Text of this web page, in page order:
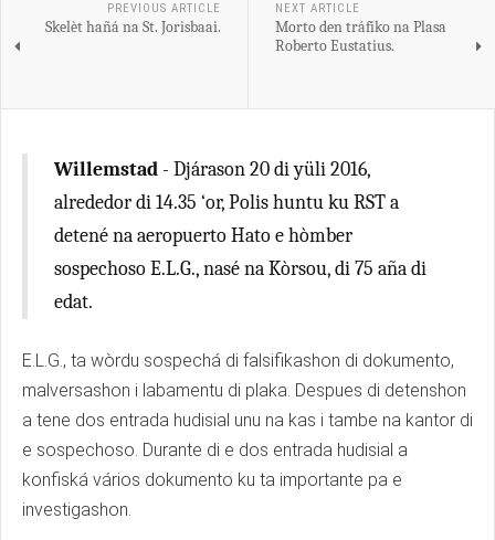
PREVIOUS ARTICLE
Skelèt hañá na St. Jorisbaai.
NEXT ARTICLE
Morto den tráfiko na Plasa
Roberto Eustatius.
Willemstad - Djárason 20 di yüli 2016,
alrededor di 14.35 ‘or, Polis huntu ku RST a
detené na aeropuerto Hato e hòmber
sospechoso E.L.G., nasé na Kòrsou, di 75 aña di
edat.
E.L.G., ta wòrdu sospechá di falsifikashon di dokumento,
malversashon i labamentu di plaka. Despues di detenshon
a tene dos entrada hudisial unu na kas i tambe na kantor di
e sospechoso. Durante di e dos entrada hudisial a
konfiská vários dokumento ku ta importante pa e
investigashon.